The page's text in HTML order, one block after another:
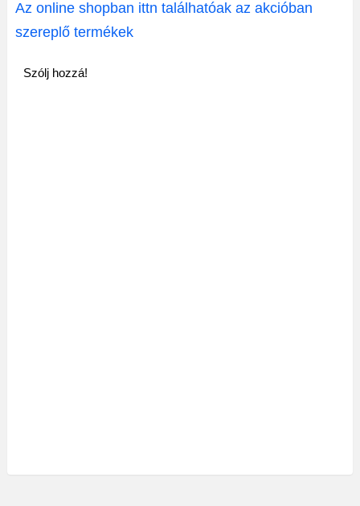
Az online shopban ittn találhatóak az akcióban
szereplő termékek
Szólj hozzá!